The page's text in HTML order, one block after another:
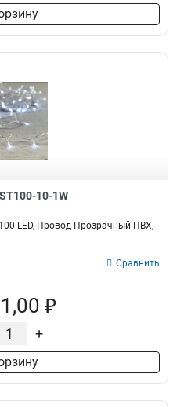
10-1W
LED, Провод Прозрачный ПВХ,
Сравнить
₽
+